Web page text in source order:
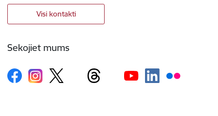
Visi kontakti
Sekojiet mums